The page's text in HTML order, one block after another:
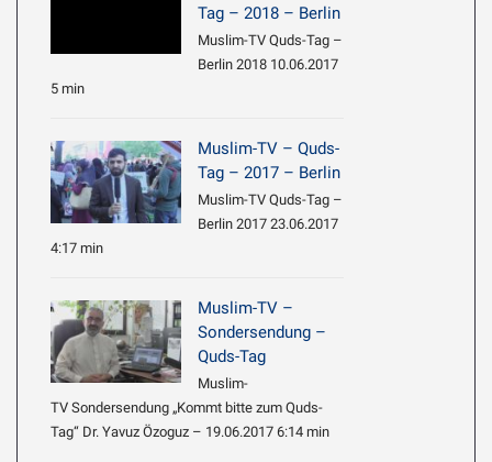
Tag – 2018 – Berlin
Muslim-TV Quds-Tag –
Berlin 2018 10.06.2017
5 min
Muslim-TV – Quds-
Tag – 2017 – Berlin
Muslim-TV Quds-Tag –
Berlin 2017 23.06.2017
4:17 min
Muslim-TV –
Sondersendung –
Quds-Tag
Muslim-
TV Sondersendung „Kommt bitte zum Quds-
Tag“ Dr. Yavuz Özoguz – 19.06.2017 6:14 min